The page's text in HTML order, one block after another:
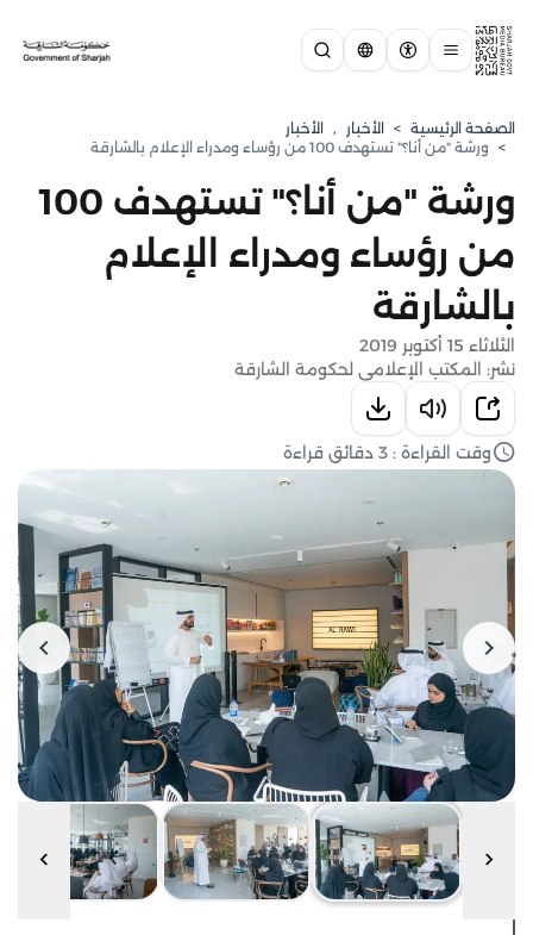
الصفحة الرئيسية > الأخبار , الأخبار
> ورشة "من أنا؟" تستهدف 100 من رؤساء ومدراء الإعلام بالشارقة
ورشة "من أنا؟" تستهدف 100
من رؤساء ومدراء الإعلام
بالشارقة
الثلاثاء 15 أكتوبر 2019
نشر: المكتب الإعلامي لحكومة الشارقة
وقت القراءة : 3 دقائق قراءة